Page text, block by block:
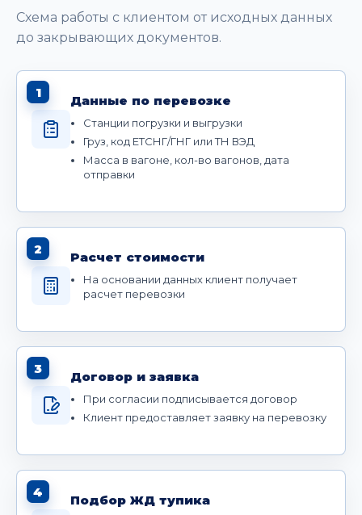
Схема работы с клиентом от исходных данных
до закрывающих документов.
1
Данные по перевозке
Станции погрузки и выгрузки
Груз, код ЕТСНГ/ГНГ или ТН ВЭД
Масса в вагоне, кол-во вагонов, дата
отправки
2
Расчет стоимости
На основании данных клиент получает
расчет перевозки
3
Договор и заявка
При согласии подписывается договор
Клиент предоставляет заявку на перевозку
4
Подбор ЖД тупика